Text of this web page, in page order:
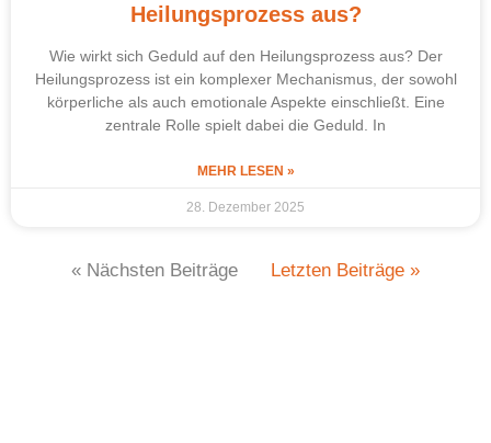
Heilungsprozess aus?
Wie wirkt sich Geduld auf den Heilungsprozess aus? Der
Heilungsprozess ist ein komplexer Mechanismus, der sowohl
körperliche als auch emotionale Aspekte einschließt. Eine
zentrale Rolle spielt dabei die Geduld. In
MEHR LESEN »
28. Dezember 2025
« Nächsten Beiträge Letzten Beiträge »